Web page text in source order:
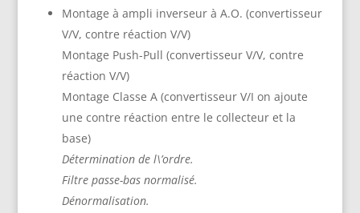
Montage à ampli inverseur à A.O. (convertisseur
V/V, contre réaction V/V)
Montage Push-Pull (convertisseur V/V, contre
réaction V/V)
Montage Classe A (convertisseur V/I on ajoute
une contre réaction entre le collecteur et la
base)
Détermination de l\’ordre.
Filtre passe-bas normalisé.
Dénormalisation.